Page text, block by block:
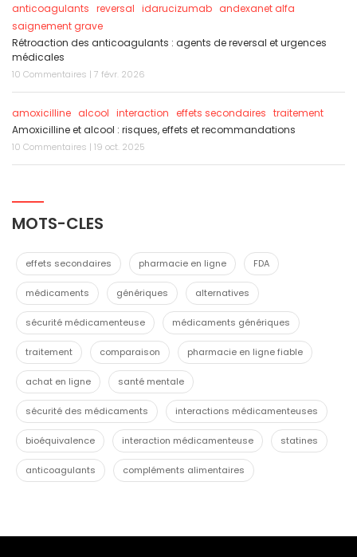
anticoagulants reversal idarucizumab andexanet alfa
saignement grave
Rétroaction des anticoagulants : agents de reversal et urgences
médicales
10 Commentaires | 7 févr. 2026
amoxicilline alcool interaction effets secondaires traitement
Amoxicilline et alcool : risques, effets et recommandations
10 Commentaires | 19 oct. 2025
MOTS-CLES
effets secondaires pharmacie en ligne FDA
médicaments génériques alternatives
sécurité médicamenteuse médicaments génériques
traitement comparaison pharmacie en ligne fiable
achat en ligne santé mentale
sécurité des médicaments interactions médicamenteuses
bioéquivalence interaction médicamenteuse statines
anticoagulants compléments alimentaires